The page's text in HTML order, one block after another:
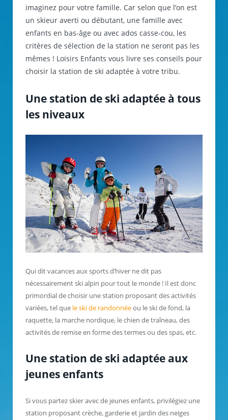
imaginez pour votre famille. Car selon que l’on est
un skieur averti ou débutant, une famille avec
enfants en bas-âge ou avec ados casse-cou, les
critères de sélection de la station ne seront pas les
mêmes ! Loisirs Enfants vous livre ses conseils pour
choisir la station de ski adaptée à votre tribu.
Une station de ski adaptée à tous
les niveaux
Qui dit vacances aux sports d’hiver ne dit pas
nécessairement ski alpin pour tout le monde ! Il est donc
primordial de choisir une station proposant des activités
variées, tel que le ski de randonnéeou le ski de fond, la
raquette, la marche nordique, le chien de traîneau, des
activités de remise en forme des termes ou des spas, etc.
Une station de ski adaptée aux
jeunes enfants
Si vous partez skier avec de jeunes enfants, privilégiez une
station proposant crèche, garderie et jardin des neiges